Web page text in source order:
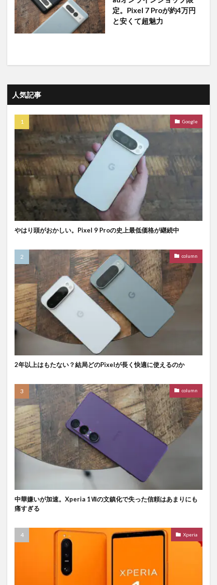
定。Pixel 7 Proが約4万円
と安くて超魅力
人気記事
Google
やはり頭がおかしい。Pixel 9 Proの史上最低価格が継続中
column
2年以上はもたない？結局どのPixelが長く快適に使えるのか
column
中華嫌いが加速。Xperia 1Ⅶの文鎮化で失った信頼はあまりにも
痛すぎる
Xperia